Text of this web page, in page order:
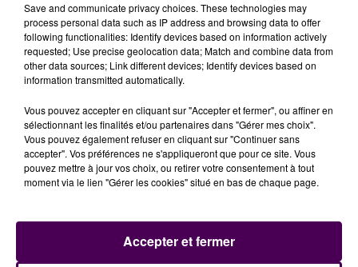
PARTIE DE LA JOURNÉE
Si l'incendie était maîtrisé à 10h, les pompiers
indiquaient quela rue de Flandres resterait coupée
. Des opérations de contrôles
de sécurité doivent être menées dans le secteur,
"opérations qui devraient être longues"d'après les
secouristes présents sur place.
Save and communicate privacy choices. These technologies may
process personal data such as IP address and browsing data to offer
following functionalities: Identify devices based on information actively
requested; Use precise geolocation data; Match and combine data from
other data sources; Link different devices; Identify devices based on
information transmitted automatically.
Vous pouvez accepter en cliquant sur "Accepter et fermer", ou affiner en
sélectionnant les finalités et/ou partenaires dans "Gérer mes choix".
Vous pouvez également refuser en cliquant sur "Continuer sans
accepter". Vos préférences ne s'appliqueront que pour ce site. Vous
pouvez mettre à jour vos choix, ou retirer votre consentement à tout
moment via le lien "Gérer les cookies" situé en bas de chaque page.
Accepter et fermer